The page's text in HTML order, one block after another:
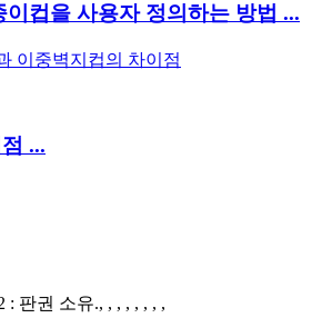
이컵을 사용자 정의하는 방법 ...
...
: 판권 소유., , , , , , , ,